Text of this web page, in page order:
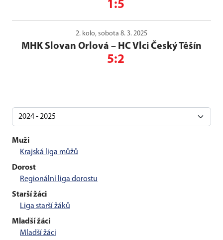
1:5
2. kolo, sobota 8. 3. 2025
MHK Slovan Orlová – HC Vlci Český Těšín
5:2
Muži
Krajská liga můžů
Dorost
Regionální liga dorostu
Starší žáci
Liga starší žáků
Mladší žáci
Mladší žáci